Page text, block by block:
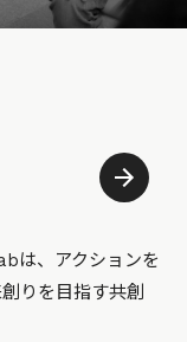
は、アクションを
りを目指す共創